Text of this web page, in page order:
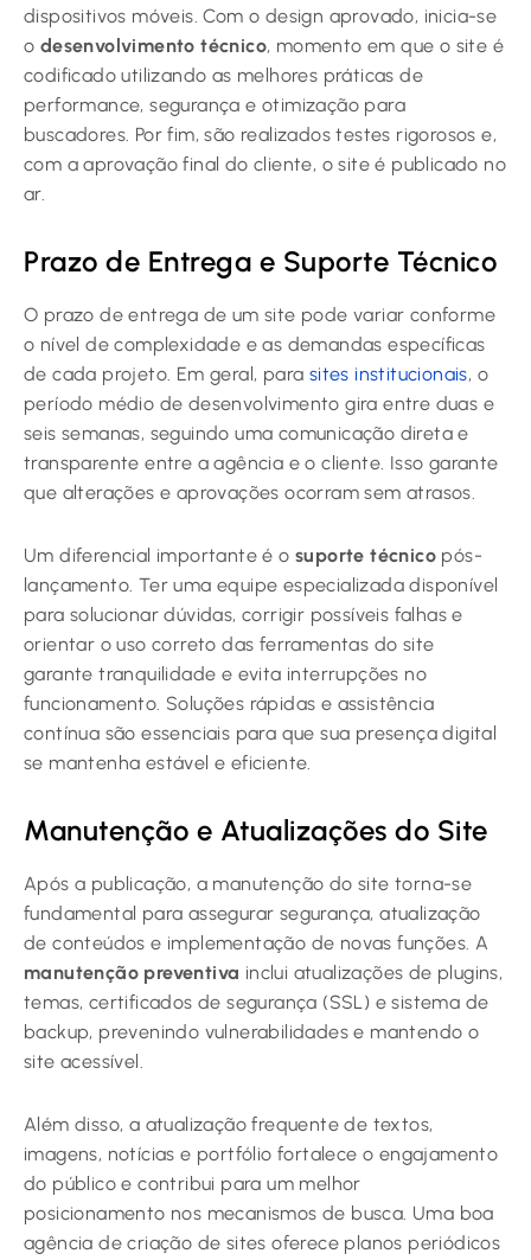
dispositivos móveis. Com o design aprovado, inicia-se
o desenvolvimento técnico, momento em que o site é
codificado utilizando as melhores práticas de
performance, segurança e otimização para
buscadores. Por fim, são realizados testes rigorosos e,
com a aprovação final do cliente, o site é publicado no
ar.
Prazo de Entrega e Suporte Técnico
O prazo de entrega de um site pode variar conforme
o nível de complexidade e as demandas específicas
de cada projeto. Em geral, para sites institucionais, o
período médio de desenvolvimento gira entre duas e
seis semanas, seguindo uma comunicação direta e
transparente entre a agência e o cliente. Isso garante
que alterações e aprovações ocorram sem atrasos.
Um diferencial importante é o suporte técnico pós-
lançamento. Ter uma equipe especializada disponível
para solucionar dúvidas, corrigir possíveis falhas e
orientar o uso correto das ferramentas do site
garante tranquilidade e evita interrupções no
funcionamento. Soluções rápidas e assistência
contínua são essenciais para que sua presença digital
se mantenha estável e eficiente.
Manutenção e Atualizações do Site
Após a publicação, a manutenção do site torna-se
fundamental para assegurar segurança, atualização
de conteúdos e implementação de novas funções. A
manutenção preventiva inclui atualizações de plugins,
temas, certificados de segurança (SSL) e sistema de
backup, prevenindo vulnerabilidades e mantendo o
site acessível.
Além disso, a atualização frequente de textos,
imagens, notícias e portfólio fortalece o engajamento
do público e contribui para um melhor
posicionamento nos mecanismos de busca. Uma boa
agência de criação de sites oferece planos periódicos